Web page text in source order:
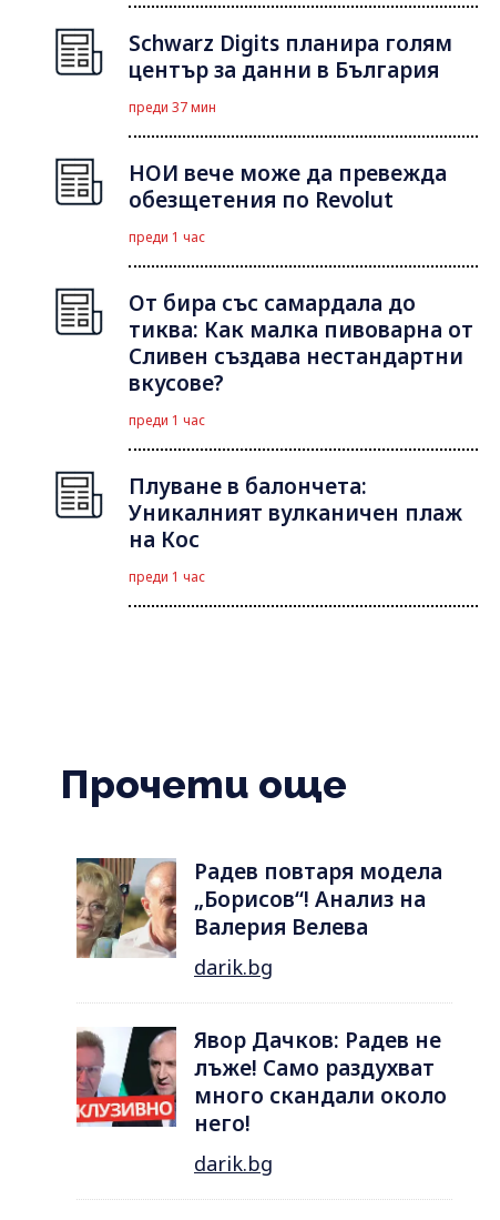
Schwarz Digits планира голям
център за данни в България
преди 37 мин
НОИ вече може да превежда
обезщетения по Revolut
преди 1 час
От бира със самардала до
тиква: Как малка пивоварна от
Сливен създава нестандартни
вкусове?
преди 1 час
Плуване в балончета:
Уникалният вулканичен плаж
на Кос
преди 1 час
Прочети още
Радев повтаря модела
„Борисов“! Анализ на
Валерия Велева
darik.bg
Явор Дачков: Радев не
лъже! Само раздухват
много скандали около
него!
darik.bg